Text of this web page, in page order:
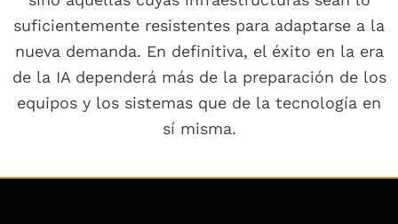
suficientemente resistentes para adaptarse a la
nueva demanda. En definitiva, el éxito en la era
de la IA dependerá más de la preparación de los
equipos y los sistemas que de la tecnología en
sí misma.